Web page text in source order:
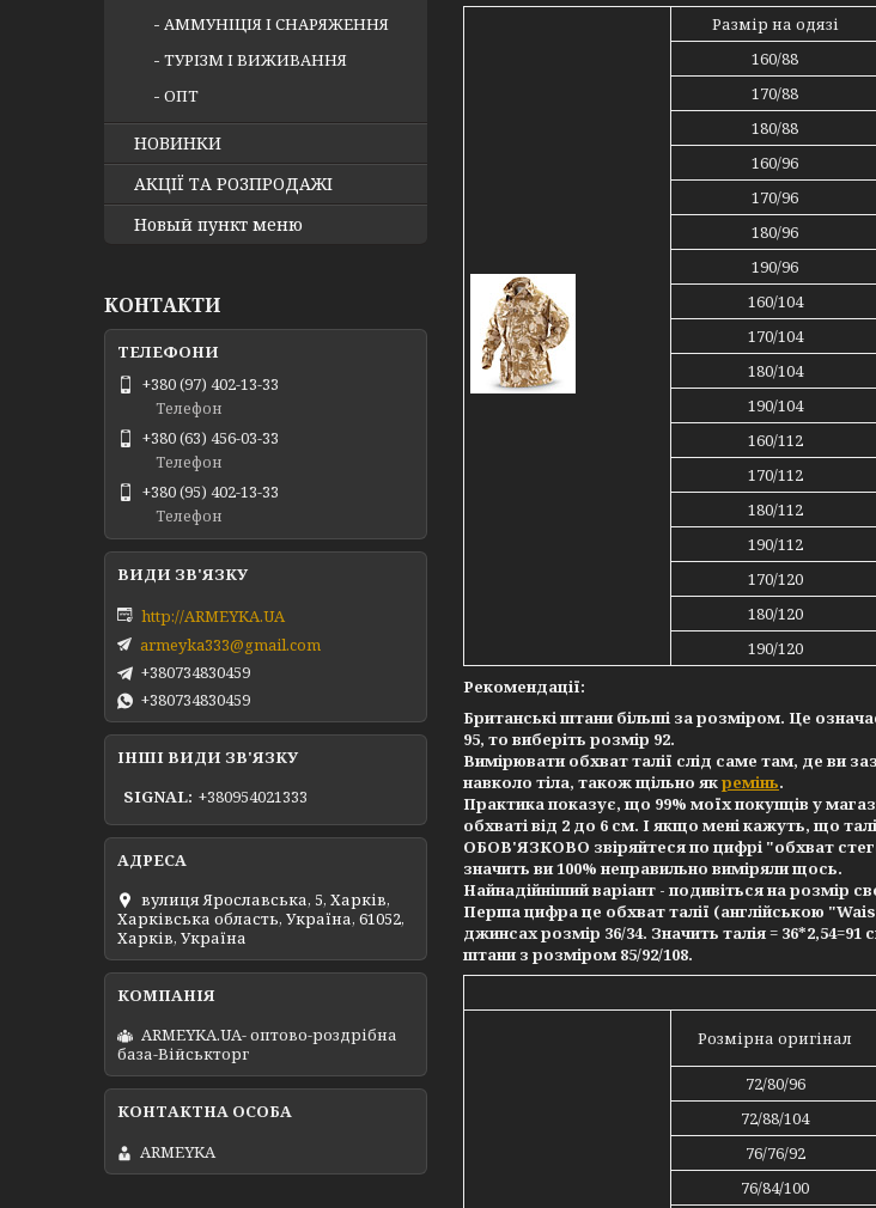
Размір на одязі
160/88
170/88
180/88
160/96
170/96
180/96
190/96
160/104
170/104
180/104
190/104
160/112
170/112
180/112
190/112
170/120
180/120
190/120
Рекомендації:
Британські штани більші за розміром. Це
95, то виберіть розмір 92.
Вимірювати обхват талії слід саме там, де ви
навколо тіла, також щільно якремінь.
Практика показує, що 99% моїх покупців у
обхваті від 2 до 6 см. І якщо мені кажуть, що
ОБОВ'ЯЗКОВО звіряйтеся по цифрі "обхват
значить ви 100% неправильно виміряли щось.
Найнадійніший варіант - подивіться на розмір
Перша цифра це обхват талії (англійською
джинсах розмір 36/34. Значить талія =
штани з розміром 85/92/108.
Розмірна оригінал
72/80/96
72/88/104
76/76/92
76/84/100
АММУНІЦІЯ І СНАРЯЖЕННЯ
ТУРІЗМ І ВИЖИВАННЯ
ОПТ
НОВИНКИ
АКЦІЇ ТА РОЗПРОДАЖІ
Новый пункт меню
КОНТАКТИ
+380 (97) 402-13-33
Телефон
+380 (63) 456-03-33
Телефон
+380 (95) 402-13-33
Телефон
http://ARMEYKA.UA
armeyka333@gmail.com
+380734830459
+380734830459
ІНШІ ВИДИ ЗВ'ЯЗКУ
SIGNAL +380954021333
вулиця Ярославська, 5, Харків,
Харківська область, Україна, 61052,
Харків, Україна
ARMEYKA.UA- оптово-роздрібна
база-Військторг
ARMEYKA